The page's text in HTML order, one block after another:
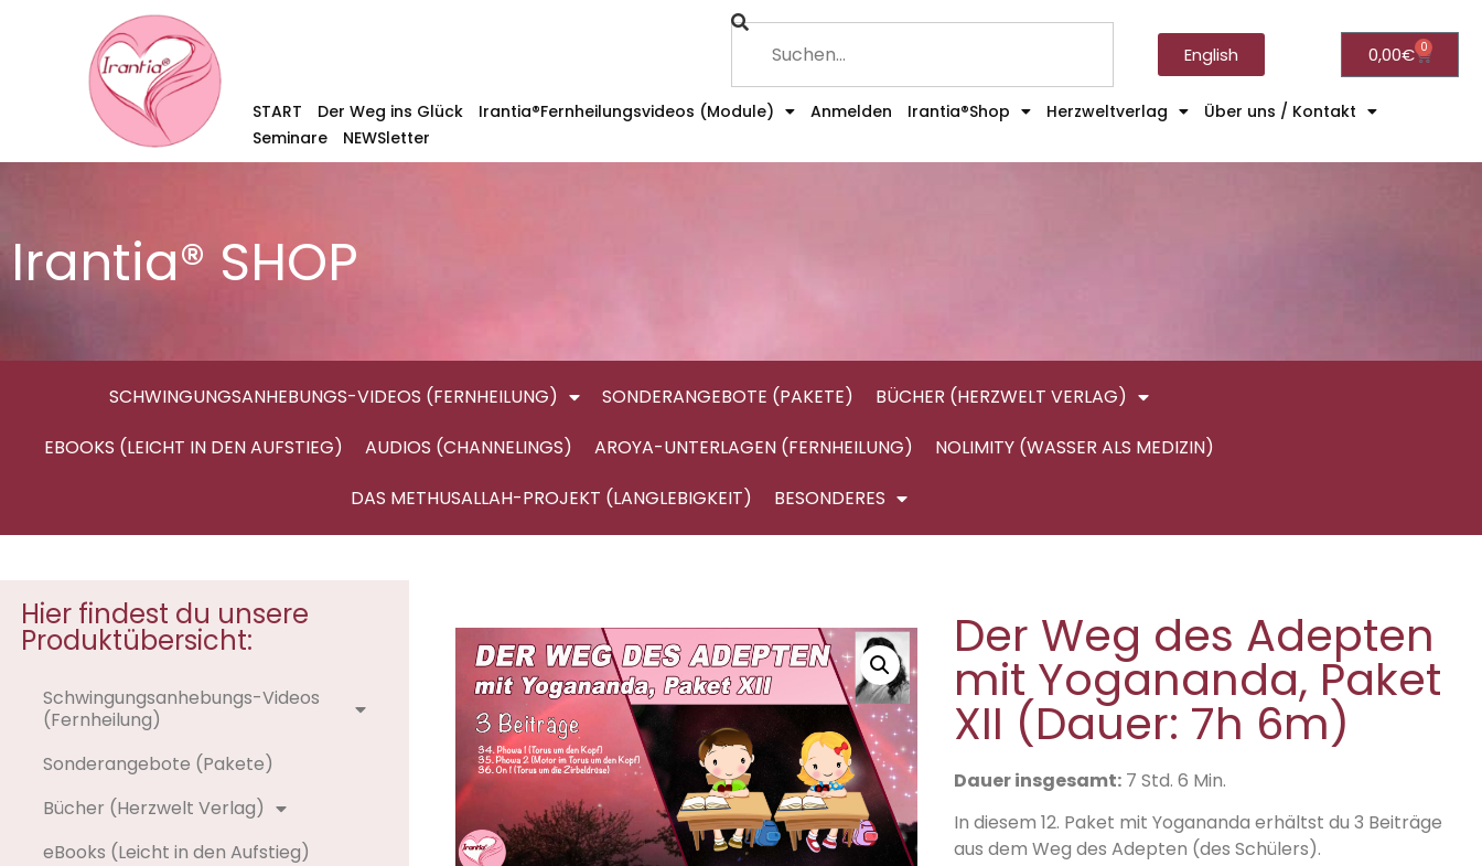
English 0,00€ 0
START Der Weg ins Glück Irantia®Fernheilungsvideos (Module) Anmelden Irantia®Shop Herzweltverlag
Über uns / Kontakt
Seminare
NEWSletter
Irantia® SHOP
SCHWINGUNGSANHEBUNGS-VIDEOS (FERNHEILUNG) SONDERANGEBOTE (PAKETE)
BÜCHER (HERZWELT VERLAG)
EBOOKS (LEICHT IN DEN AUFSTIEG)
AUDIOS (CHANNELINGS) AROYA-UNTERLAGEN (FERNHEILUNG)
NOLIMITY (WASSER ALS MEDIZIN)
DAS METHUSALLAH-PROJEKT (LANGLEBIGKEIT)
BESONDERES
Hier findest du unsere
Produktübersicht:
Schwingungsanhebungs-Videos
(Fernheilung)
Sonderangebote (Pakete)
Bücher (Herzwelt Verlag)
eBooks (Leicht in den Aufstieg)
Der Weg des Adepten
mit Yogananda, Paket
XII (Dauer: 7h 6m)
Dauer insgesamt: 7 Std. 6 Min.
In diesem 12. Paket mit Yogananda erhältst du 3 Beiträge
aus dem Weg des Adepten (des Schülers).